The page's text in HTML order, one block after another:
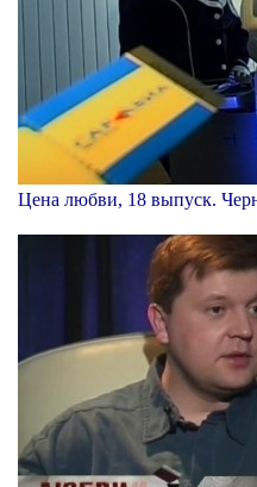
Цена любви, 18 выпуск.